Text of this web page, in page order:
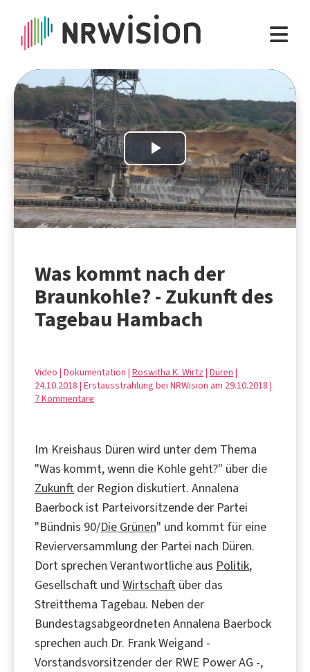
Play
Video
Was kommt nach der
Braunkohle? - Zukunft des
Tagebau Hambach
Video | Dokumentation | Roswitha K. Wirtz| Düren |
24.10.2018 | Erstausstrahlung bei NRWision am 29.10.2018 |
7 Kommentare
Im Kreishaus Düren wird unter dem Thema
"Was kommt, wenn die Kohle geht?" über die
Zukunft der Region diskutiert. Annalena
Baerbock ist Parteivorsitzende der Partei
"Bündnis 90/Die Grünen" und kommt für eine
Revierversammlung der Partei nach Düren.
Dort sprechen Verantwortliche aus Politik,
Gesellschaft und Wirtschaft über das
Streitthema Tagebau. Neben der
Bundestagsabgeordneten Annalena Baerbock
sprechen auch Dr. Frank Weigand -
Vorstandsvorsitzender der RWE Power AG -,